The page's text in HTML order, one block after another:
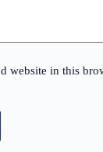
website in this